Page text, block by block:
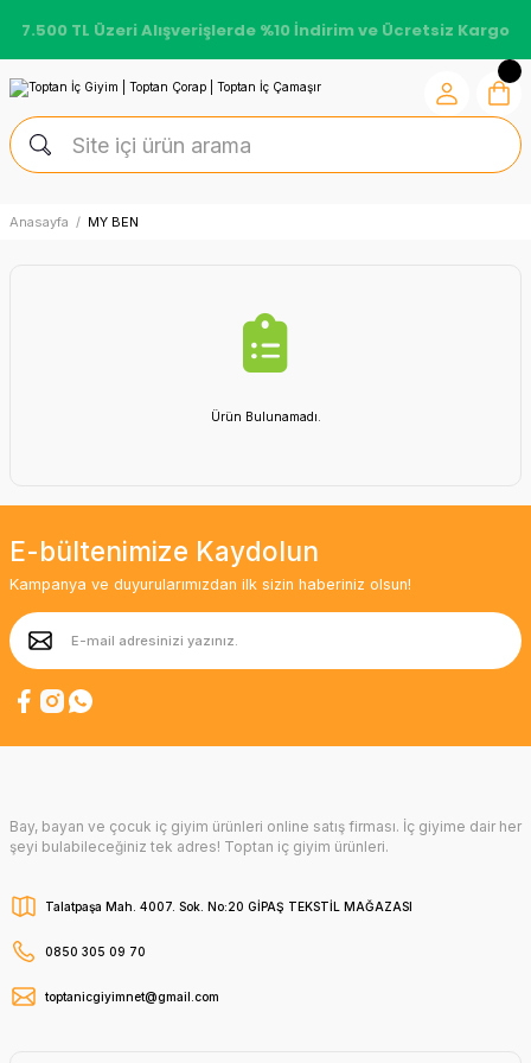
7.500 TL Üzeri Alışverişlerde %10 İndirim ve Ücretsiz Kargo
Anasayfa MY BEN
Ürün Bulunamadı.
E-bültenimize Kaydolun
Kampanya ve duyurularımızdan ilk sizin haberiniz olsun!
Bay, bayan ve çocuk iç giyim ürünleri online satış firması. İç giyime dair her
şeyi bulabileceğiniz tek adres! Toptan iç giyim ürünleri.
Talatpaşa Mah. 4007. Sok. No:20 GİPAŞ TEKSTİL MAĞAZASI
0850 305 09 70
toptanicgiyimnet@gmail.com